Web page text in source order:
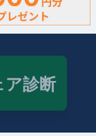
ア診断